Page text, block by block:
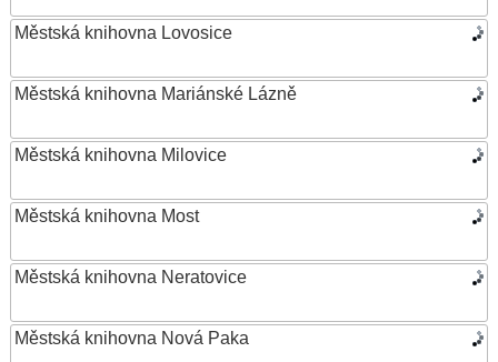
Městská knihovna Lovosice
Městská knihovna Mariánské Lázně
Městská knihovna Milovice
Městská knihovna Most
Městská knihovna Neratovice
Městská knihovna Nová Paka